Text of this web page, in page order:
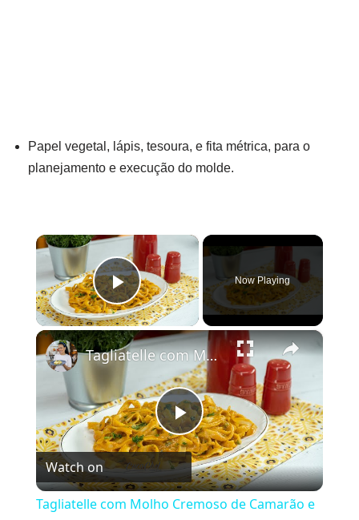
Papel vegetal, lápis, tesoura, e fita métrica, para o
planejamento e execução do molde.
×
Play Video
Now Playing
×
Play
Video
Tagliatelle com Molho Cremoso de Camarão e Leite de Coco
Watch on
Tagliatelle com Molho Cremoso de Camarão e